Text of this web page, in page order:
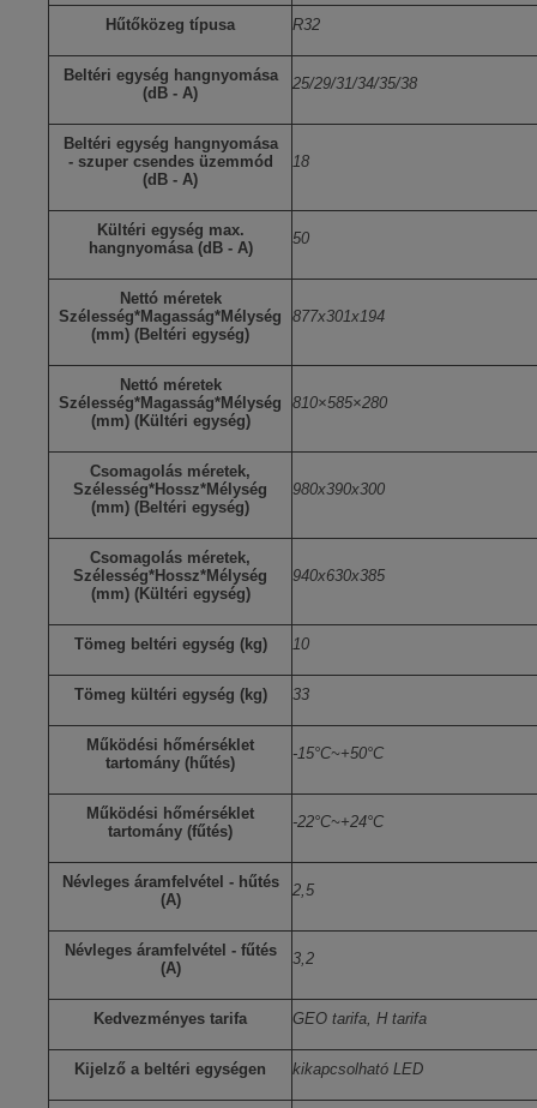
Hűtőközeg típusa R32
Beltéri egység hangnyomása
(dB - A)
25/29/31/34/35/38
Beltéri egység hangnyomása
- szuper csendes üzemmód
(dB - A)
18
Kültéri egység max.
hangnyomása (dB - A)
50
Nettó méretek
Szélesség*Magasság*Mélység
(mm) (Beltéri egység)
877x301x194
Nettó méretek
Szélesség*Magasság*Mélység
(mm) (Kültéri egység)
810×585×280
Csomagolás méretek,
Szélesség*Hossz*Mélység
(mm) (Beltéri egység)
980x390x300
Csomagolás méretek,
Szélesség*Hossz*Mélység
(mm) (Kültéri egység)
940x630x385
Tömeg beltéri egység (kg) 10
Tömeg kültéri egység (kg) 33
Működési hőmérséklet
tartomány (hűtés)
-15°C~+50°C
Működési hőmérséklet
tartomány (fűtés)
-22°C~+24°C
Névleges áramfelvétel - hűtés
(A)
2,5
Névleges áramfelvétel - fűtés
(A)
3,2
Kedvezményes tarifa GEO tarifa, H tarifa
Kijelző a beltéri egységen kikapcsolható LED